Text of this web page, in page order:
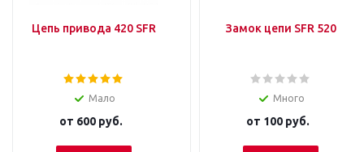
Цепь привода 420 SFR
Мало
от 600 руб.
Замок цепи SFR 520
Много
от 100 руб.